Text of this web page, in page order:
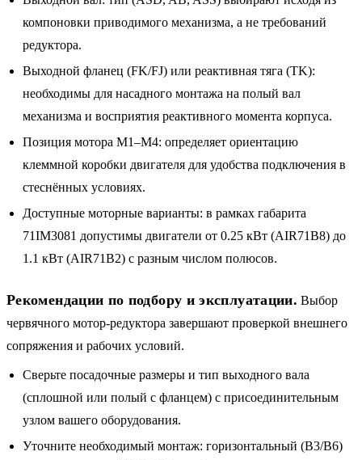
компоновки приводимого механизма, а не требований
редуктора.
Выходной фланец (FK/FJ) или реактивная тяга (TK):
необходимы для насадного монтажа на полый вал
механизма и восприятия реактивного момента корпуса.
Позиция мотора M1–M4: определяет ориентацию
клеммной коробки двигателя для удобства подключения в
стеснённых условиях.
Доступные моторные варианты: в рамках габарита
71IM3081 допустимы двигатели от 0.25 кВт (AIR71B8) до
1.1 кВт (AIR71B2) с разным числом полюсов.
Рекомендации по подбору и эксплуатации. Выбор
червячного мотор-редуктора завершают проверкой внешнего
сопряжения и рабочих условий.
Сверьте посадочные размеры и тип выходного вала
(сплошной или полый с фланцем) с присоединительным
узлом вашего оборудования.
Уточните необходимый монтаж: горизонтальный (B3/B6)